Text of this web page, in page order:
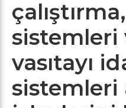
sistemleri
vasıtayı
sistemleri